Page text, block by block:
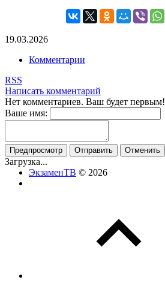
19.03.2026
Комментарии
RSS
Написать комментарий
Нет комментариев. Ваш будет первым!
Ваше имя:
Загрузка...
ЭкзаменТВ © 2026